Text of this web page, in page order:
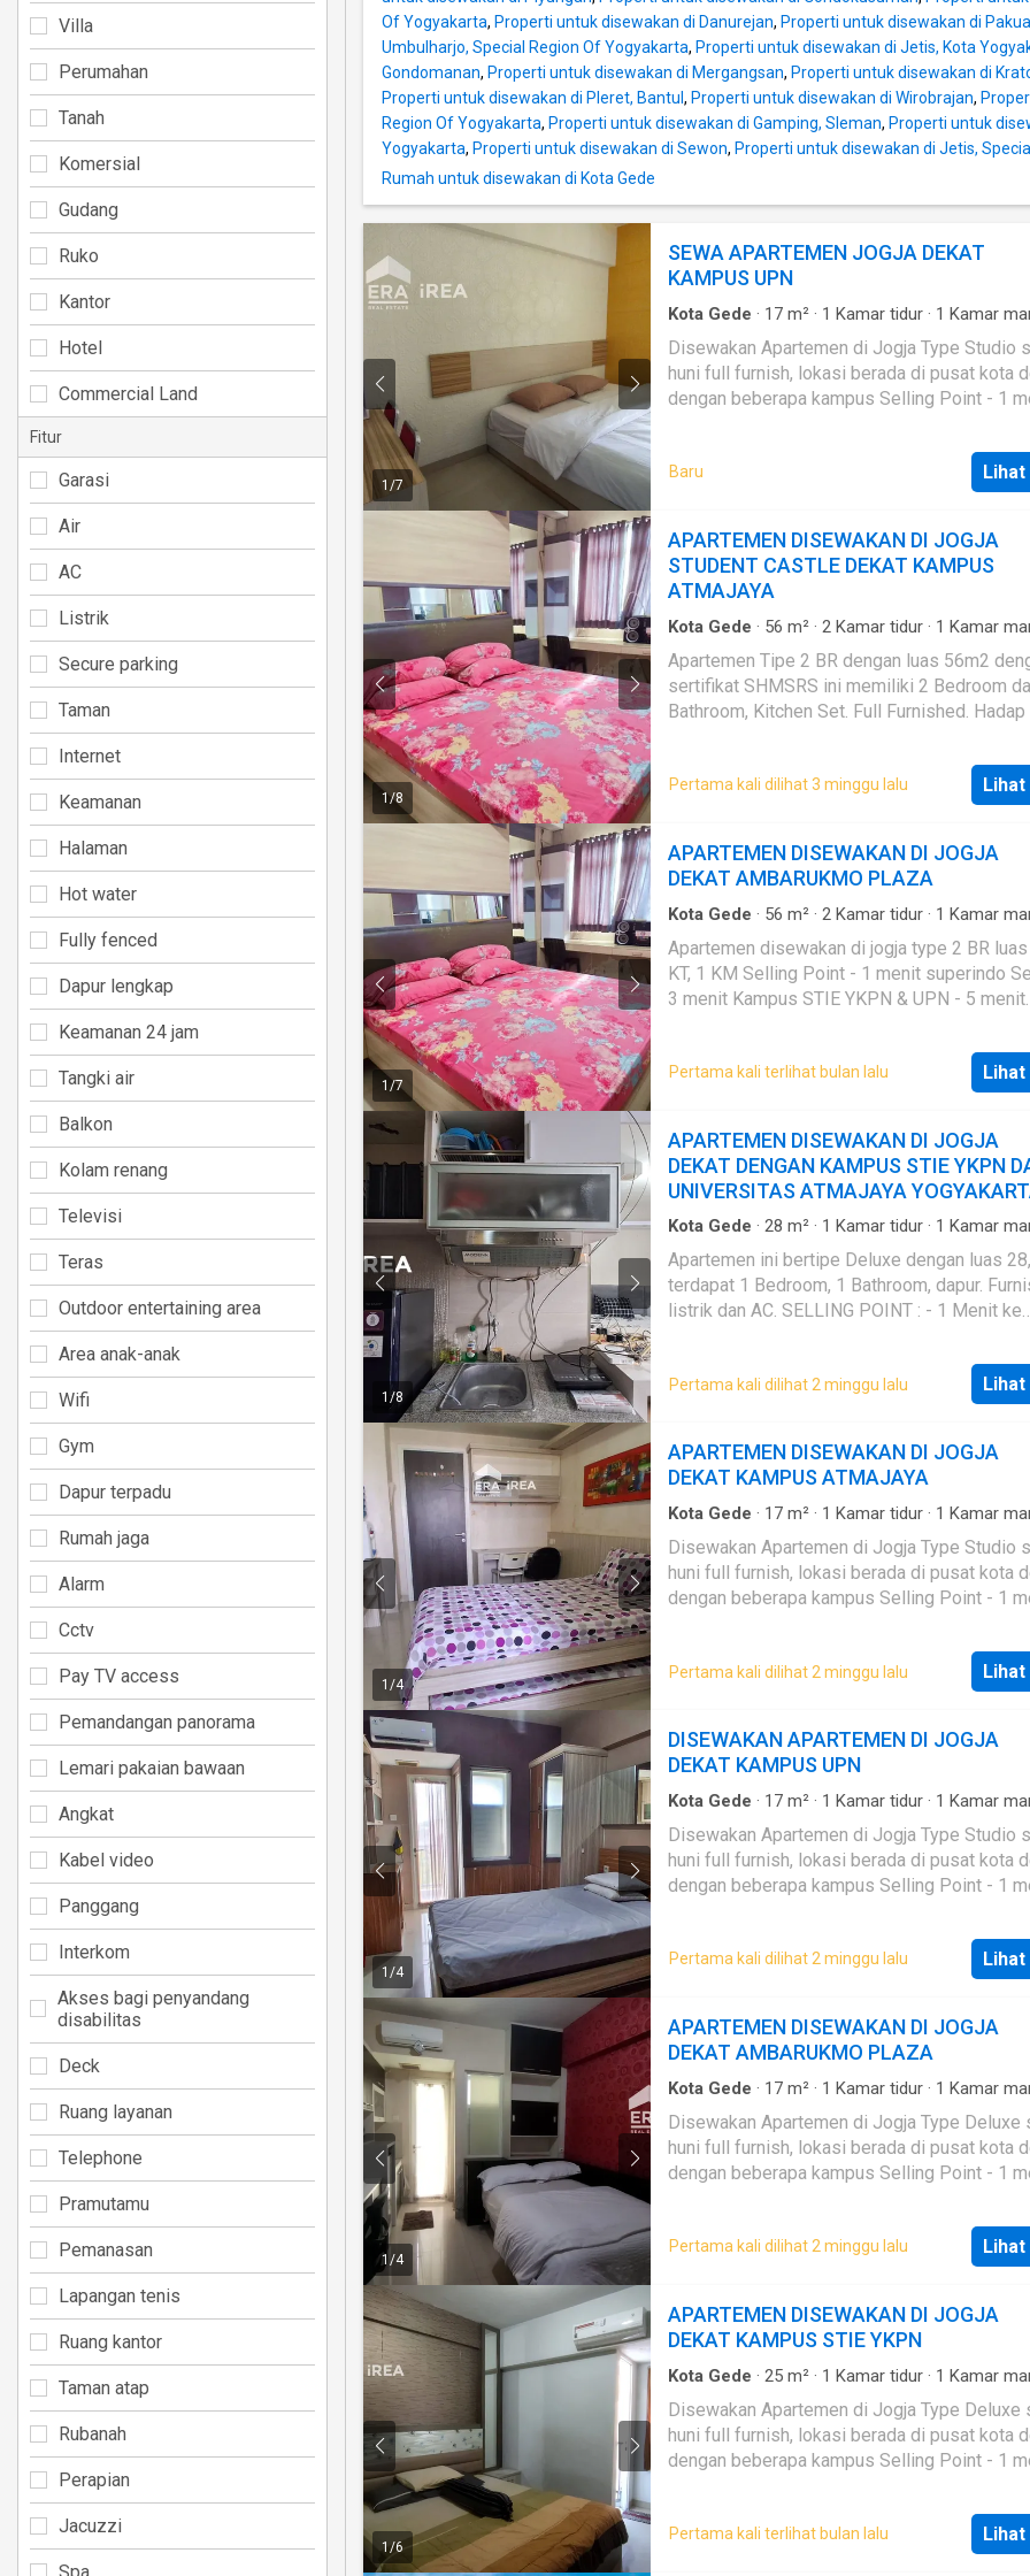
Of Yogyakarta, Properti untuk disewakan di Danurejan, Properti untuk disewakan di
Umbulharjo, Special Region Of Yogyakarta, Properti untuk disewakan di Jetis, Kota
Gondomanan, Properti untuk disewakan di Mergangsan, Properti untuk disewakan di
Properti untuk disewakan di Pleret, Bantul , Properti untuk disewakan di Wirobrajan,
Region Of Yogyakarta, Properti untuk disewakan di Gamping, Sleman, Properti untuk
Yogyakarta, Properti untuk disewakan di Sewon, Properti untuk disewakan di Jetis,
Rumah untuk disewakan di Kota Gede
1 /7
SEWA APARTEMEN JOGJA DEKAT
KAMPUS UPN
Kota Gede · 17 m² · 1 Kamar tidur · 1 Kamar
Internet·Keamanan 24 jam·Angkat·Listrik·
parking· Televisi
Disewakan Apartemen di Jogja Type Studio
huni full furnish, lokasi berada di pusat kota
dengan beberapa kampus Selling Point - 1 menit
UPN, Atmajaya Babarsari - 4 menit J-Walk
menit Ambarukmo Plaza
Baru
1/8
APARTEMEN DISEWAKAN DI JOGJA
STUDENT CASTLE DEKAT KAMPUS
ATMAJAYA
Kota Gede · 56 m² · 2 Kamar tidur · 1 Kamar
Akses bagi penyandang disabilitas· Area anak-
Cctv·Dapur lengkap ·Internet·Keamanan·
24 jam·Kolam renang· Angkat·Listrik· Secure
Apartemen Tipe 2 BR dengan luas 56m2
sertifikat SHMSRS ini memiliki 2 Bedroom
Bathroom, Kitchen Set. Full Furnished. Hadap
Universitas Atmajaya Jogja - 2 menit ke
STIE YKPN - 3 menit ke kampus UPN Jogja - 5 menit
ke Sahid J Walk - 12 menit ke kampus
6 menit ke Pakuwon Mall Jogja - 2 Menit ke
Superindo Seturan (SL)
Pertama kali dilihat 3 minggu lalu
1 /7
APARTEMEN DISEWAKAN DI JOGJA
DEKAT AMBARUKMO PLAZA
Kota Gede · 56 m² · 2 Kamar tidur · 1 Kamar
lengkap·Keamanan·Keamanan 24 jam ·
·Angkat· Listrik· Secure parking· Televisi
Apartemen disewakan di jogja type 2 BR luas
KT, 1 KM Selling Point - 1 menit superindo Seturan -
3 menit Kampus STIE YKPN & UPN - 5 menit
Pertama kali terlihat bulan lalu
1 /8
APARTEMEN DISEWAKAN DI JOGJA
DEKAT DENGAN KAMPUS STIE YKPN
UNIVERSITAS ATMAJAYA
Kota Gede · 28 m² · 1 Kamar tidur · 1 Kamar
Apartemen ini bertipe Deluxe dengan luas
terdapat 1 Bedroom, 1 Bathroom, dapur.
listrik dan AC. SELLING POINT : - 1 Menit ke
- 4 Menit ke Kampus UPN, Atmajaya
Menit ke Plaza Ambarrukmo (END)
Pertama kali dilihat 2 minggu lalu Lihat
1 /4
APARTEMEN DISEWAKAN DI JOGJA
DEKAT KAMPUS ATMAJAYA
Kota Gede · 17 m² · 1 Kamar tidur · 1 Kamar
24 jam·Kolam renang· Angkat·Listrik ·Secure
Televisi
Disewakan Apartemen di Jogja Type Studio
huni full furnish, lokasi berada di pusat kota
dengan beberapa kampus Selling Point - 1 menit
UPN, Atmajaya Babarsari - 5 menit
Plaza
Pertama kali dilihat 2 minggu lalu Lihat
1 /4
DISEWAKAN APARTEMEN DI JOGJA
DEKAT KAMPUS UPN
Kota Gede · 17 m² · 1 Kamar tidur · 1 Kamar
Keamanan 24 jam·Angkat ·Listrik·Secure
Televisi·Garasi
Disewakan Apartemen di Jogja Type Studio
huni full furnish, lokasi berada di pusat kota
dengan beberapa kampus Selling Point - 1 menit
UPN, Atmajaya Babarsari - 4 menit J-Walk
menit Ambarukmo Plaza
Pertama kali dilihat 2 minggu lalu
1 /4
APARTEMEN DISEWAKAN DI JOGJA
DEKAT AMBARUKMO PLAZA
Kota Gede · 17 m² · 1 Kamar tidur · 1 Kamar
Keamanan 24 jam·Kolam renang ·Angkat·
Garasi
Disewakan Apartemen di Jogja Type Deluxe
huni full furnish, lokasi berada di pusat kota
dengan beberapa kampus Selling Point - 1 menit
UPN, Atmajaya Babarsari - 4 menit J-walk
menit Ambarukmo Plaza
Pertama kali dilihat 2 minggu lalu
1/6
APARTEMEN DISEWAKAN DI JOGJA
DEKAT KAMPUS STIE YKPN
Kota Gede · 25 m² · 1 Kamar tidur · 1 Kamar
24 jam·Kolam renang· Angkat·Listrik ·Garasi
Disewakan Apartemen di Jogja Type Deluxe
huni full furnish, lokasi berada di pusat kota
dengan beberapa kampus Selling Point - 1 menit
UPN, Atmajaya Babarsari - 5 menit
Plaza
Pertama kali terlihat bulan lalu
Villa
Perumahan
Tanah
Komersial
Gudang
Ruko
Kantor
Hotel
Commercial Land
Fitur
Garasi
Air
AC
Listrik
Secure parking
Taman
Internet
Keamanan
Halaman
Hot water
Fully fenced
Dapur lengkap
Keamanan 24 jam
Tangki air
Balkon
Kolam renang
Televisi
Teras
Outdoor entertaining area
Area anak-anak
Wifi
Gym
Dapur terpadu
Rumah jaga
Alarm
Cctv
Pay TV access
Pemandangan panorama
Lemari pakaian bawaan
Angkat
Kabel video
Panggang
Interkom
Akses bagi penyandang
disabilitas
Deck
Ruang layanan
Telephone
Pramutamu
Pemanasan
Lapangan tenis
Ruang kantor
Taman atap
Rubanah
Perapian
Jacuzzi
Spa